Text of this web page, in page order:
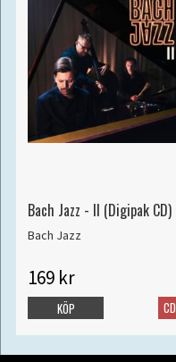
Bach Jazz - II (Digipak CD)
Bach Jazz
169 kr
CD
KÖP